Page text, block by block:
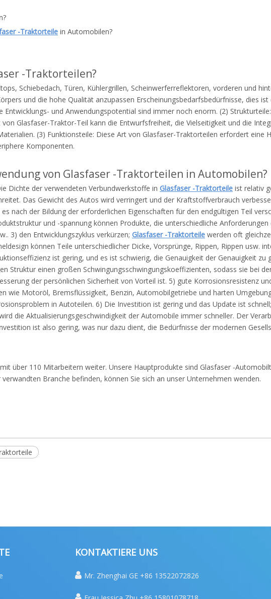
-Traktorteile in Automobilen?
-Traktorteilen?
Schiebedach, Türen, Kühlergrillen, Scheinwerferreflektoren, vorderen und
und die hohe Qualität anzupassen Erscheinungsbedarfsbedürfnisse, dies
Entwicklungs- und Anwendungspotential sind immer noch enorm. (2)
Glasfaser-Traktor-Teil kann die Entwurfsfreiheit, die Vielseitigkeit und die
(3) Funktionsteile: Diese Art von Glasfaser-Traktorteilen erfordert eine
Komponenten.
von Glasfaser -Traktorteilen in Automobilen?
Dichte der verwendeten Verbundwerkstoffe in Glasfaser -Traktorteile ist relativ
Das Gewicht des Autos wird verringert und der Kraftstoffverbrauch
nach der Bildung der erforderlichen Eigenschaften für den endgültigen Teil
und -spannung können Produkte, die unterschiedliche
3) den Entwicklungszyklus verkürzen; Glasfaser -Traktorteile werden oft
können Teile unterschiedlicher Dicke, Vorsprünge, Rippen, Rippen usw.
ist gering, und es ist schwierig, die Genauigkeit der Genauigkeit zu
Struktur einen großen Schwingungsschwingungskoeffizienten, sodass sie bei
der persönlichen Sicherheit von Vorteil ist. 5) gute Korrosionsresistenz
wie Motoröl, Bremsflüssigkeit, Benzin, Automobilgetriebe und harten
in Autoteilen. 6) Die Investition ist gering und das Update ist
die Aktualisierungsgeschwindigkeit der Automobile immer schneller. Der
ist also gering, was nur dazu dient, die Bedürfnisse der modernen
über 110 Mitarbeitern weiter. Unsere Hauptprodukte sind Glasfaser -
Branche befinden, können Sie sich an unser Unternehmen wenden.
KONTAKTIERE UNS
 Mr. Zhenghai GE +86 13522072826